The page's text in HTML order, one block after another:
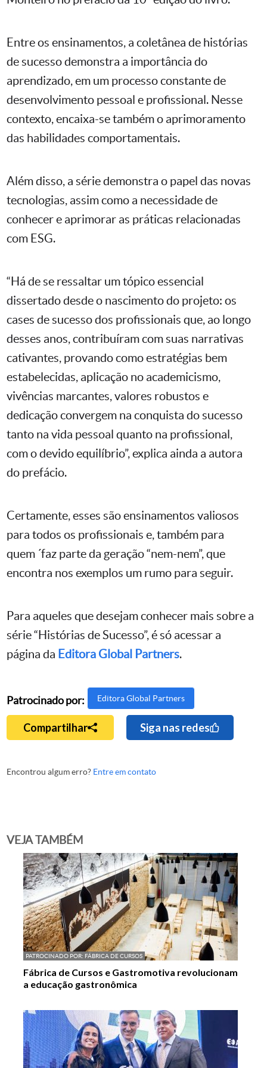
Entre os ensinamentos, a coletânea de histórias
de sucesso demonstra a importância do
aprendizado, em um processo constante de
desenvolvimento pessoal e profissional. Nesse
contexto, encaixa-se também o aprimoramento
das habilidades comportamentais.
Além disso, a série demonstra o papel das novas
tecnologias, assim como a necessidade de
conhecer e aprimorar as práticas relacionadas
com ESG.
“Há de se ressaltar um tópico essencial
dissertado desde o nascimento do projeto: os
cases de sucesso dos profissionais que, ao longo
desses anos, contribuíram com suas narrativas
cativantes, provando como estratégias bem
estabelecidas, aplicação no academicismo,
vivências marcantes, valores robustos e
dedicação convergem na conquista do sucesso
tanto na vida pessoal quanto na profissional,
com o devido equilíbrio”, explica ainda a autora
do prefácio.
Certamente, esses são ensinamentos valiosos
para todos os profissionais e, também para
quem ´faz parte da geração “nem-nem”, que
encontra nos exemplos um rumo para seguir.
Para aqueles que desejam conhecer mais sobre a
série “Histórias de Sucesso”, é só acessar a
página da Editora Global Partners.
Patrocinado por: Editora Global Partners
Compartilhar Siga nas redes
Encontrou algum erro? Entre em contato
VEJA TAMBÉM
PATROCINADO POR: FÁBRICA DE CURSOS
Fábrica de Cursos e Gastromotiva revolucionam
a educação gastronômica